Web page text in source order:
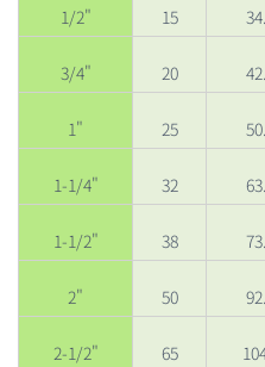
1/2" 15
3/4" 20
1" 25
1-1/4" 32
1-1/2" 38
2" 50
2-1/2" 65